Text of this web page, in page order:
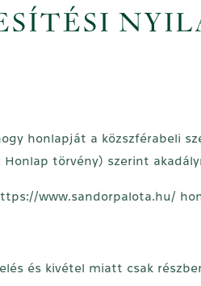
honlapját a közszférabeli
Honlap törvény) szerint
www.sandorpalota.hu/
és kivétel miatt csak